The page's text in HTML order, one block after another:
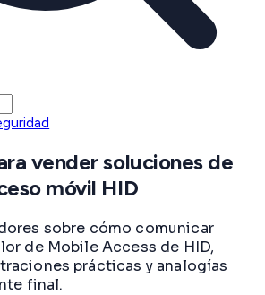
vender soluciones de
móvil HID
sobre cómo comunicar
de Mobile Access de HID,
prácticas y analogías
final.